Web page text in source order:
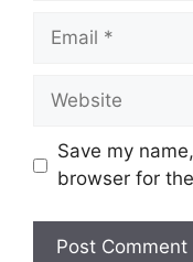
Email
Website
Save my
browser for